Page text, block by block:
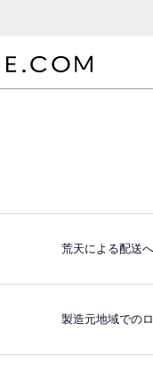
荒天による配送
製造元地域での